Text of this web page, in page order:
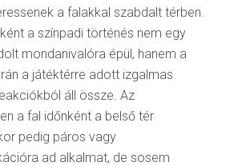
a falakkal szabdalt térben.
a színpadi történés nem egy
mondanivalóra épül, hanem a
a játéktérre adott izgalmas
áll össze. Az
a fal időnként a belső tér
pedig páros vagy
ad alkalmat, de sosem